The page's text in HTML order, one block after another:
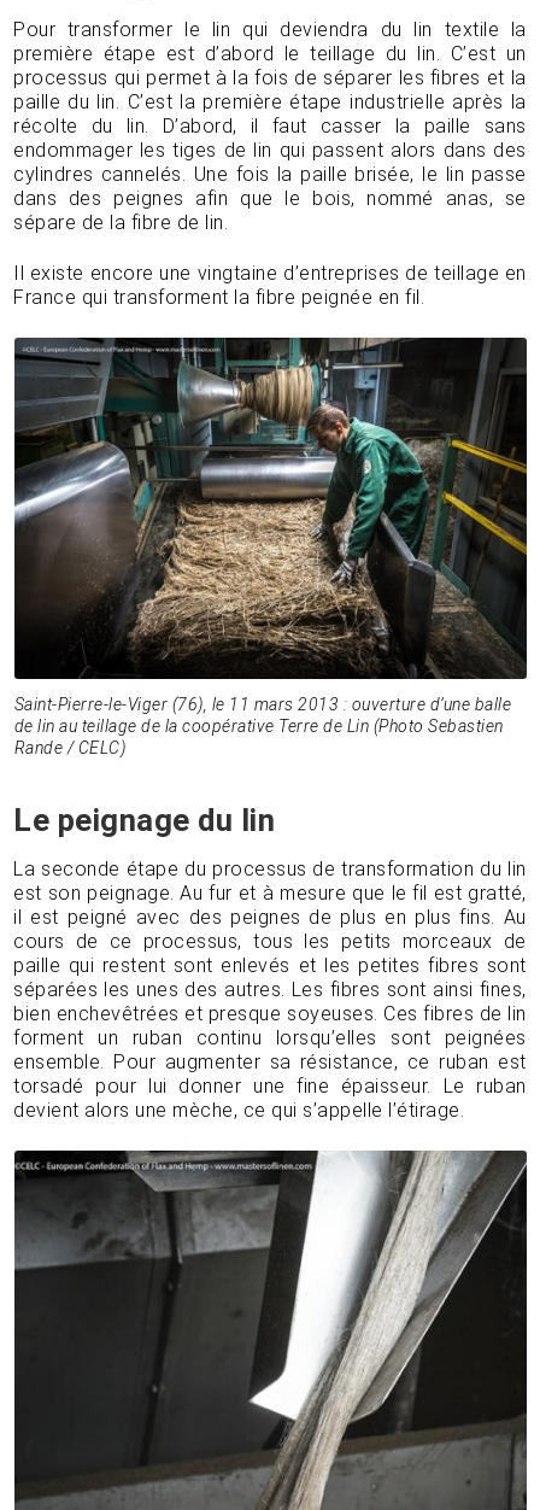
Pour transformer le lin qui deviendra du lin textile la
première étape est d’abord le teillage du lin. C’est un
processus qui permet à la fois de séparer les fibres et la
paille du lin. C’est la première étape industrielle après la
récolte du lin. D’abord, il faut casser la paille sans
endommager les tiges de lin qui passent alors dans des
cylindres cannelés. Une fois la paille brisée, le lin passe
dans des peignes afin que le bois, nommé anas, se
sépare de la fibre de lin.
Il existe encore une vingtaine d’entreprises de teillage en
France qui transforment la fibre peignée en fil.
Saint-Pierre-le-Viger (76), le 11 mars 2013 : ouverture d’une balle
de lin au teillage de la coopérative Terre de Lin (Photo Sebastien
Rande / CELC)
Le peignage du lin
La seconde étape du processus de transformation du lin
est son peignage. Au fur et à mesure que le fil est gratté,
il est peigné avec des peignes de plus en plus fins. Au
cours de ce processus, tous les petits morceaux de
paille qui restent sont enlevés et les petites fibres sont
séparées les unes des autres. Les fibres sont ainsi fines,
bien enchevêtrées et presque soyeuses. Ces fibres de lin
forment un ruban continu lorsqu’elles sont peignées
ensemble. Pour augmenter sa résistance, ce ruban est
torsadé pour lui donner une fine épaisseur. Le ruban
devient alors une mèche, ce qui s’appelle l’étirage.